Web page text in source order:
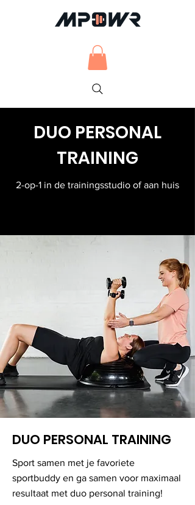
DUO PERSONAL
TRAINING
2-op-1 in de trainingsstudio of aan huis
DUO PERSONAL TRAINING
Sport samen met je favoriete
sportbuddy en ga samen voor maximaal
resultaat met duo personal training!